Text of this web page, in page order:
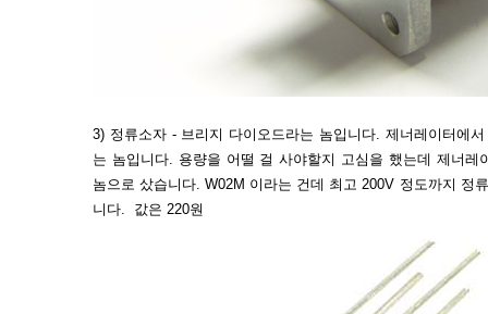
3) 정류소자 - 브리지 다이오드라는 놈입니다. 제너레이터에
는 놈입니다. 용량을 어떨 걸 사야할지 고심을 했는데 제너레
놈으로 샀습니다. W02M 이라는 건데 최고 200V 정도까지 정
니다. 값은 220원